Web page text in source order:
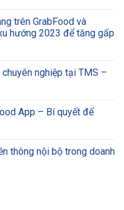
trên GrabFood và
hướng 2023 để tăng gấp
nghiệp tại TMS –
App – Bí quyết để
thông nội bộ trong doanh